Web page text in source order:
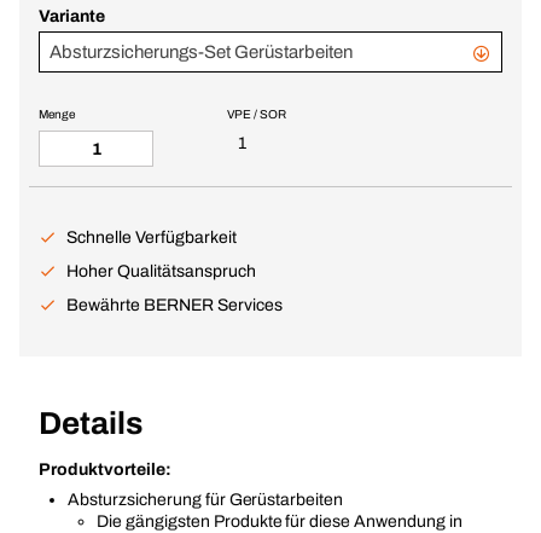
Variante
Absturzsicherungs-Set Gerüstarbeiten
VPE / SOR
1
Menge
Schnelle Verfügbarkeit
Hoher Qualitätsanspruch
Bewährte BERNER Services
Details
Produktvorteile:
Absturzsicherung für Gerüstarbeiten
Die gängigsten Produkte für diese Anwendung in